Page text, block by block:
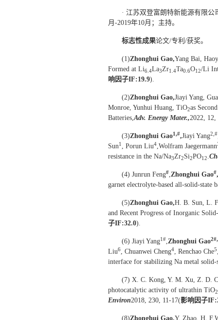
· 江苏双登富朗特新能源有限公
月-2019年10月；主持。
标志性成果论文/专利/获奖。
(1)Zhonghui Gao,Yang Bai,
Formed at Li6.4La3Zr1.4Ta0.6O12/Li
响因子IF:19.9).
(2)Zhonghui Gao,Jiayi Yang,
Monroe, Yunhui Huang, TiO2as
Batteries,Adv. Energy Mater.,2022, 12,
(3)Zhonghui Gao1,#,Jiayi Yang2,#
Sun1 , Porun Liu4,Wolfram Jaegermann
resistance in the Na/Na3Zr2Si2PO12.
(4) Junrun Feng#,Zhonghui Gao#,
garnet electrolyte-based all-solid-state
(5)Zhonghui Gao,H. B. Sun, L.
and Recent Progress of Inorganic
子IF:32.0).
(6) Jiayi Yang1#,Zhonghui Gao2#,
Liu6, Chuanwei Cheng4, Renchao Che5
interface for stabilizing Na metal solid-
(7) X. C. Kong, Y. M. Xu, Z. D.
photocatalytic activity of ultrathin TiO2
Environ2018, 230, 11-17(影响因子I
(8)Zhonghui Gao,Y. Zhao, H.